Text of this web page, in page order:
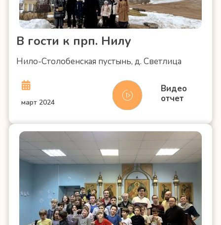
В гости к прп. Нилу
Нило-Столобенская пустынь, д. Светлица
март 2024
Видео
отчет